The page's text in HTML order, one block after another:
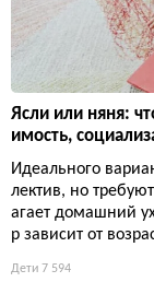
Ясли или няня:
имость,
Идеального
лектив, но
агает домашний
р зависит от
Дети 7 594